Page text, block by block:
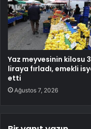
Yaz meyvesinin kilosu
liraya fırladı, emekli
etti
Ağustos 7, 2026